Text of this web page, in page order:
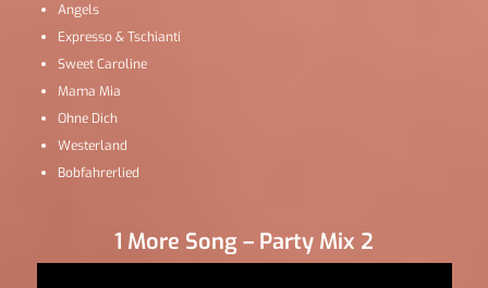
Angels
Expresso & Tschianti
Sweet Caroline
Mama Mia
Ohne Dich
Westerland
Bobfahrerlied
1 More Song – Party Mix 2